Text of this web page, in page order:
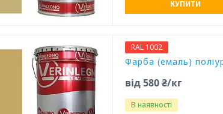
КУПИТИ
RAL 1002
Фарба (емаль)
від 580 ₴/кг
В наявності